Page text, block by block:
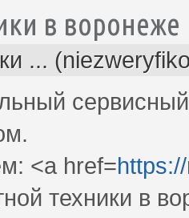
в воронеже
...
<a href=
техники в